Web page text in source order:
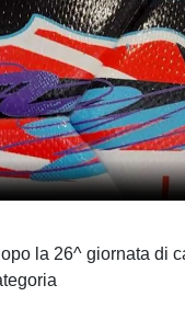
la 26^ giornata di